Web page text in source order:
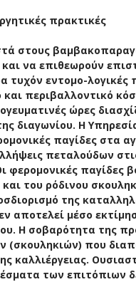
πρακτικές
στους
να επιθεωρούν
τυχόν εντομο-
και περιβαλλοντικό
ώρες
διαγωνίου. Η
παγίδες στα
πεταλούδων
φερομονικές παγίδες
του ρόδινου
της
αποτελεί μέσο
Η σοβαρότητα της
που
καλλιέργειας.
των επιτόπιων